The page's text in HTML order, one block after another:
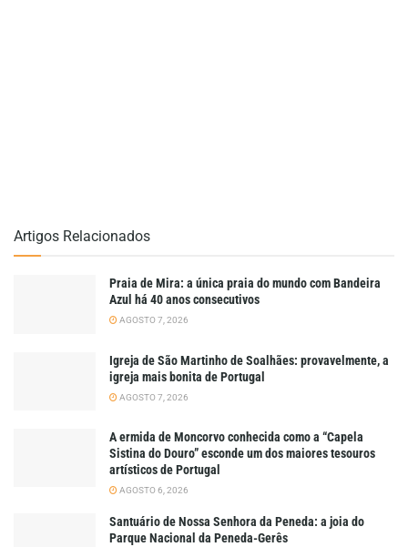
Artigos Relacionados
Praia de Mira: a única praia do mundo com Bandeira
Azul há 40 anos consecutivos
AGOSTO 7, 2026
Igreja de São Martinho de Soalhães: provavelmente, a
igreja mais bonita de Portugal
AGOSTO 7, 2026
A ermida de Moncorvo conhecida como a “Capela
Sistina do Douro” esconde um dos maiores tesouros
artísticos de Portugal
AGOSTO 6, 2026
Santuário de Nossa Senhora da Peneda: a joia do
Parque Nacional da Peneda-Gerês